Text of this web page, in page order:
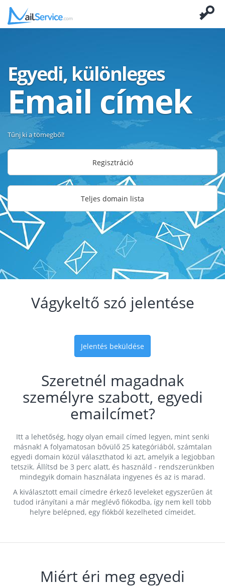
Egyedi, különleges
Email címek
Tűnj ki a tömegből!
Regisztráció
Teljes domain lista
Vágykeltő szó jelentése
Jelentés beküldése
Szeretnél magadnak
személyre szabott, egyedi
emailcímet?
Itt a lehetőség, hogy olyan email címed legyen, mint senki
másnak! A folyamatosan bővülő 25 kategóriából, számtalan
egyedi domain közül választhatod ki azt, amelyik a legjobban
tetszik. Állítsd be 3 perc alatt, és használd - rendszerünkben
mindegyik domain használata ingyenes és az is marad.
A kiválasztott email címedre érkező leveleket egyszerűen át
tudod irányítani a már meglévő fiókodba, így nem kell több
helyre belépned, egy fiókból kezelheted címeidet.
Miért éri meg egyedi